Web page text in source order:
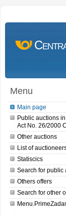
Menu
Main page
Public auctions
Act No. 26/2000
Other auctions
List of
Statiscics
Search for public
Others offers
Search for other